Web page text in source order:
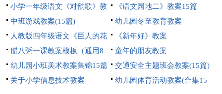
小学一年级语文《对韵歌》教
案
《语文园地二》教案15篇
中班游戏教案(15篇)
幼儿园冬至教育教案
人教版四年级语文《巨人的花
园》教案
《新年好》教案
腊八粥一课教案模板（通用8
篇）
童年的朋友教案
幼儿园小班美术教案集锦15篇
交通安全主题班会教案(15篇)
关于小学信息技术教案
幼儿园体育活动教案(合集15